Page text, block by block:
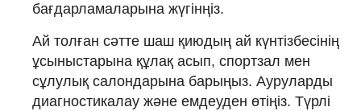
бағдарламаларына жүгінңіз.
Ай толған сәтте шаш қиюдың ай күнтізбесінің
ұсыныстарына құлақ асып, спортзал мен
сұлулық салондарына барыңыз. Ауруларды
диагностикалау және емдеуден өтіңіз. Түрлі